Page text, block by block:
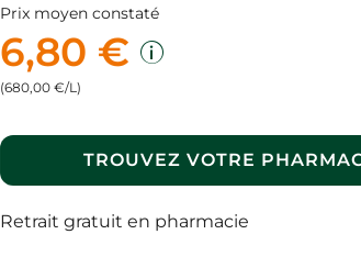
Prix moyen constaté
6,80 €
(680,00 €/L)
TROUVEZ VOTRE
Retrait gratuit en pharmacie